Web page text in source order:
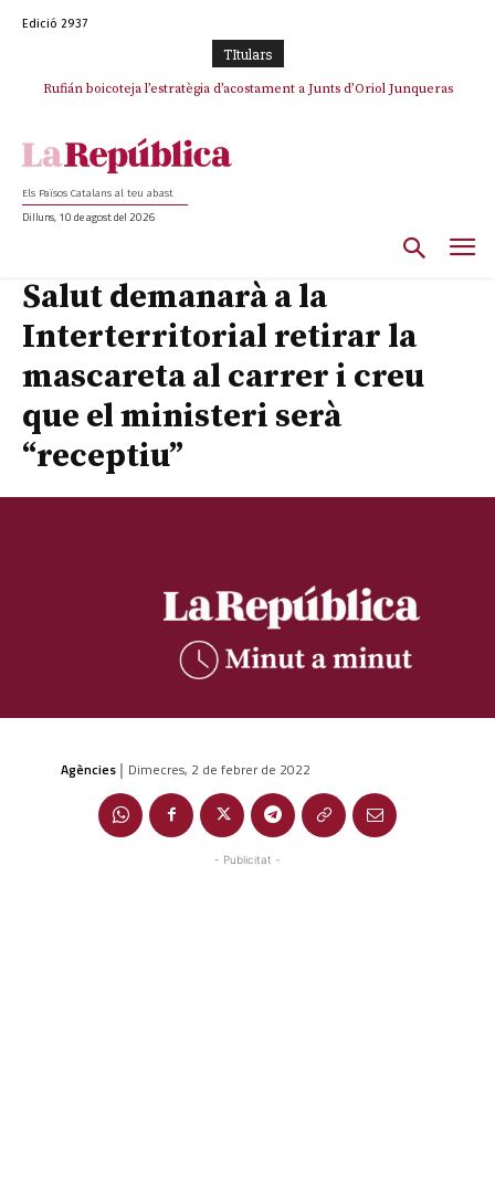
Edició 2937
TItulars
Rufián boicoteja l’estratègia d’acostament a Junts d’Oriol Junqueras
Els Països Catalans al teu abast
Dilluns, 10 de agost del 2026
Salut demanarà a la
Interterritorial retirar la
mascareta al carrer i creu
que el ministeri serà
“receptiu”
Agències | Dimecres, 2 de febrer de 2022
- Publicitat -